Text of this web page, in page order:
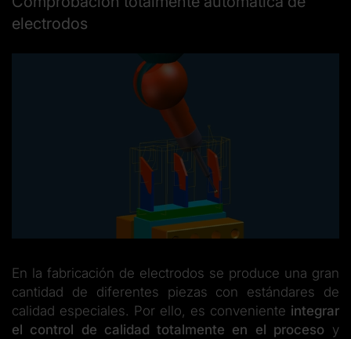
electrodos
En la fabricación de electrodos se produce una gran
cantidad de diferentes piezas con estándares de
calidad especiales. Por ello, es conveniente integrar
el control de calidad totalmente en el proceso y